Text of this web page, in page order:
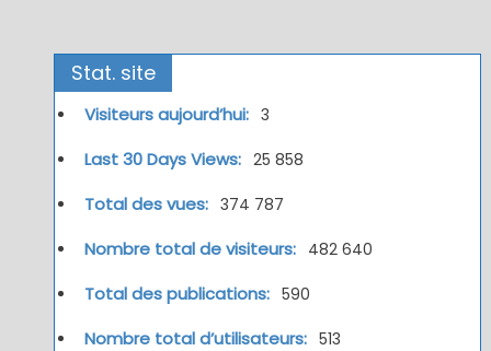
Stat. site
Visiteurs aujourd’hui: 3
Last 30 Days Views: 25 858
Total des vues: 374 787
Nombre total de visiteurs: 482 640
Total des publications: 590
Nombre total d’utilisateurs: 513